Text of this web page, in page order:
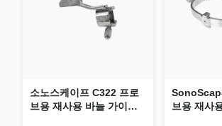
소노스케이프 C322 프로
브용 재사용 바늘 가이드
브용 재사